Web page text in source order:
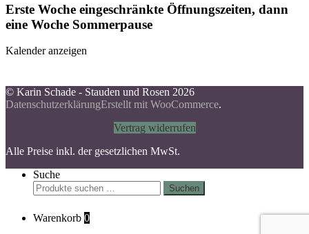
Erste Woche eingeschränkte Öffnungszeiten, dann
eine Woche Sommerpause
Kalender anzeigen
© Karin Schade - Stauden und Rosen 2026
DatenschutzerklärungErstellt mit WooCommerce.
Vertrag widerrufen
Alle Preise inkl. der gesetzlichen MwSt.
Suche
Suchen
nach:
Suchen
Warenkorb 0